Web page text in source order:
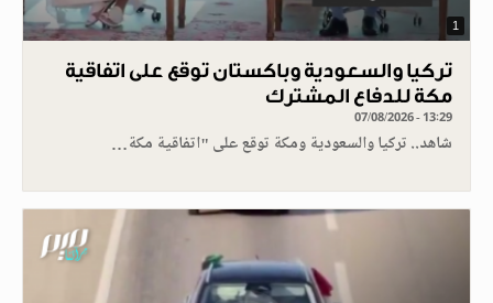
1
تركيا والسعودية وباكستان توقع على اتفاقية
مكة للدفاع المشترك
07/08/2026 - 13:29
شاهد.. تركيا والسعودية ومكة توقع على "اتفاقية مكة…